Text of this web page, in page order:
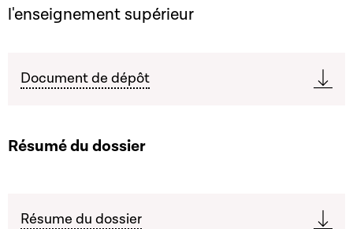
l'enseignement supérieur
Document de dépôt
Résumé du dossier
Résume du dossier